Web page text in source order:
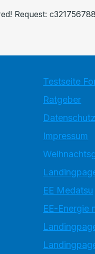
Request:
Testseite
Ratgeber
Impressum
EE Medatsu
EE-Energie